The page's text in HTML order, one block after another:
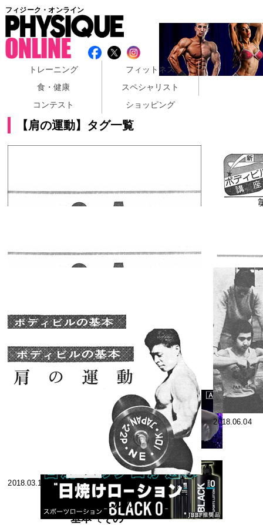
フィジーク・オンライン
トレーニング
フィットネス
食・健康
スペシャリスト
コンテスト
ショッピング
【肩の運動】タグ一覧
なんでもQ&A
1982年8月号
スペシャ
リスト
2018.11.09
2018.08.04
なんでもＱ＆
Ａお答えしま
す 1974年4月
2018.07.17
ボディビルの
基本〔その
13〕 個性的ト
レーニングの
要点
リスト
2018.06.04
2018.03.10
ボディビルの
基本〔その